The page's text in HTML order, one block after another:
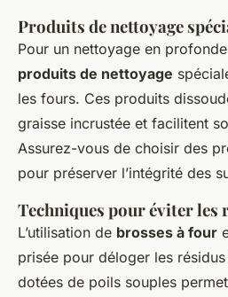
Produits de nettoyage
Pour un nettoyage en
produits de nettoyage
les fours. Ces produits
graisse incrustée et facilitent
Assurez-vous de choisir des
pour préserver l’intégrité des
Techniques pour éviter les
L’utilisation de brosses à four
prisée pour déloger les
dotées de poils souples